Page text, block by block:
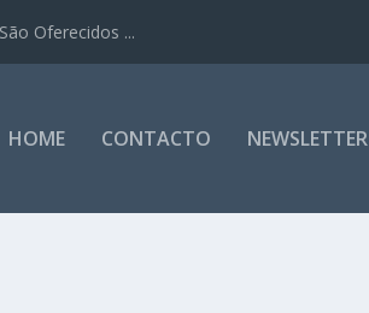
Oferecidos ...
HOME CONTACTO NEWSLETTER